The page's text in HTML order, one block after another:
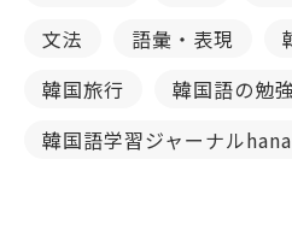
文法
語彙・表現
韓国旅行
韓国語の勉
韓国語学習ジャーナルhana